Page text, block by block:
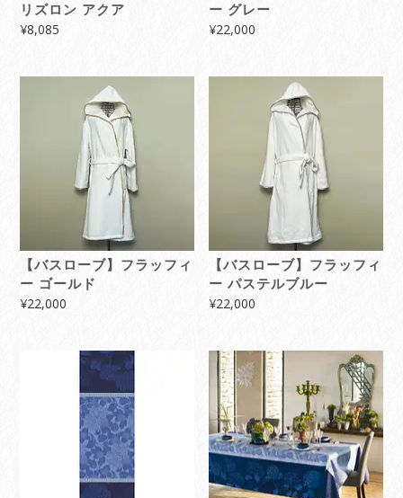
リズロン アクア
¥8,085
ー グレー
¥22,000
【バスローブ】フラッフィ
ー ゴールド
¥22,000
【バスローブ】フラッフィ
ー パステルブルー
¥22,000